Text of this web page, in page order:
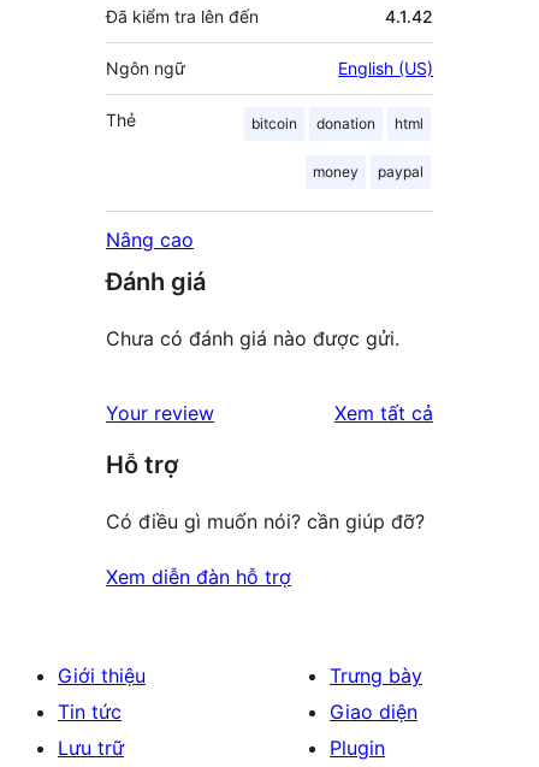
Đã kiểm tra lên đến 4.1.42
Ngôn ngữ English (US)
Thẻ bitcoin donation html
money paypal
Nâng cao
Đánh giá
Chưa có đánh giá nào được gửi.
Your review Xem tất cả
Hỗ trợ
Có điều gì muốn nói? cần giúp đỡ?
Xem diễn đàn hỗ trợ
Giới thiệu
Tin tức
Lưu trữ
Trưng bày
Giao diện
Plugin